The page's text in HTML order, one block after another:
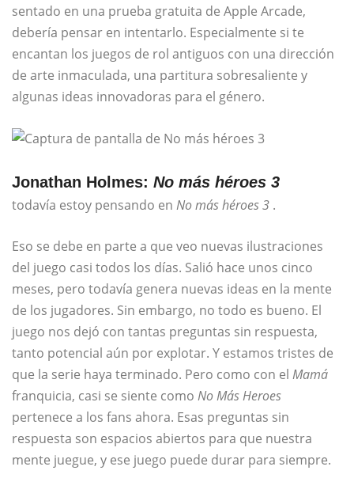
sentado en una prueba gratuita de Apple Arcade,
debería pensar en intentarlo. Especialmente si te
encantan los juegos de rol antiguos con una dirección
de arte inmaculada, una partitura sobresaliente y
algunas ideas innovadoras para el género.
Jonathan Holmes: No más héroes 3
todavía estoy pensando en No más héroes 3 .
Eso se debe en parte a que veo nuevas ilustraciones
del juego casi todos los días. Salió hace unos cinco
meses, pero todavía genera nuevas ideas en la mente
de los jugadores. Sin embargo, no todo es bueno. El
juego nos dejó con tantas preguntas sin respuesta,
tanto potencial aún por explotar. Y estamos tristes de
que la serie haya terminado. Pero como con el Mamá
franquicia, casi se siente como No Más Heroes
pertenece a los fans ahora. Esas preguntas sin
respuesta son espacios abiertos para que nuestra
mente juegue, y ese juego puede durar para siempre.